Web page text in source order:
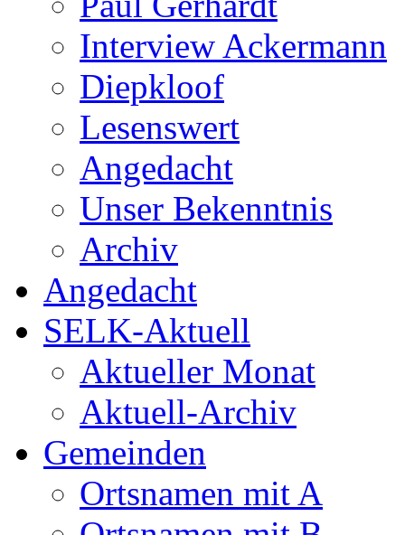
Interview Ackermann
Diepkloof
Lesenswert
Angedacht
Unser Bekenntnis
Archiv
Angedacht
SELK-Aktuell
Aktueller Monat
Aktuell-Archiv
Gemeinden
Ortsnamen mit A